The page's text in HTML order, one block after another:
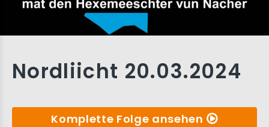
Nordliicht 20.03.2024
Komplette Folge ansehen